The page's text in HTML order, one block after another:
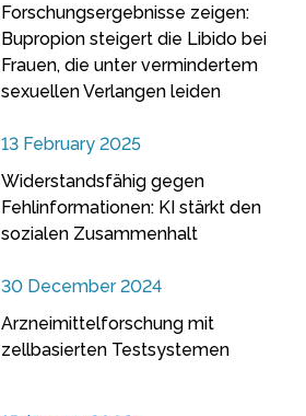
Forschungsergebnisse zeigen:
Bupropion steigert die Libido bei
Frauen, die unter vermindertem
sexuellen Verlangen leiden
13 February 2025
Widerstandsfähig gegen
Fehlinformationen: KI stärkt den
sozialen Zusammenhalt
30 December 2024
Arzneimittelforschung mit
zellbasierten Testsystemen